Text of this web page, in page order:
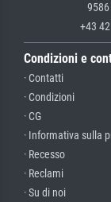
9586
+43
Condizioni e
· Contatti
· Condizioni
· CG
· Informativa sulla
· Recesso
· Reclami
· Su di noi